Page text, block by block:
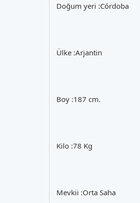
Doğum yeri :Córdoba
Ülke :Arjantin
Boy :187 cm.
Kilo :78 Kg
Mevkii :Orta Saha